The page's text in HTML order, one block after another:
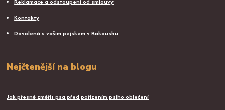
Reklamace a odstoupení od smlouvy
Kontakty
Dovolená s vaším pejskem v Rakousku
Nejčtenější na blogu
Jak přesně změřit psa před pořízením psího oblečení